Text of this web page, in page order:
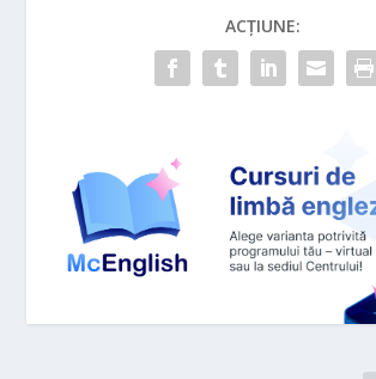
ACȚIUNE: